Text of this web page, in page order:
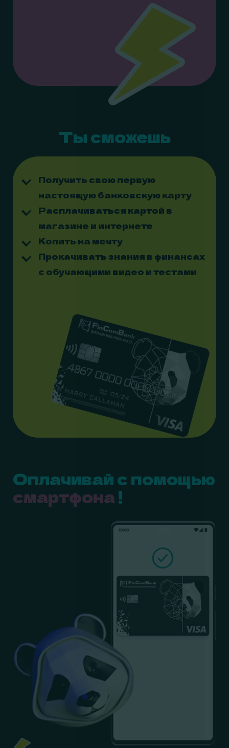
Ты сможешь
Получить свою первую
настоящую банковскую карту
Расплачиваться картой в
магазине и интернете
Копить на мечту
Прокачивать знания в финансах
с обучающими видео и тестами
Оплачивай с помощью
смартфона!